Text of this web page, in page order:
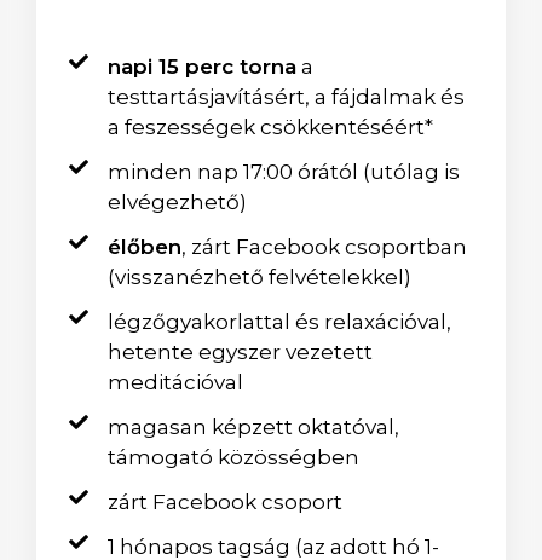
napi 15 perc torna a
testtartásjavításért, a fájdalmak és
a feszességek csökkentéséért*
minden nap 17:00 órától (utólag is
elvégezhető)
élőben, zárt Facebook csoportban
(visszanézhető felvételekkel)
légzőgyakorlattal és relaxációval,
hetente egyszer vezetett
meditációval
magasan képzett oktatóval,
támogató közösségben
zárt Facebook csoport
1 hónapos tagság (az adott hó 1-